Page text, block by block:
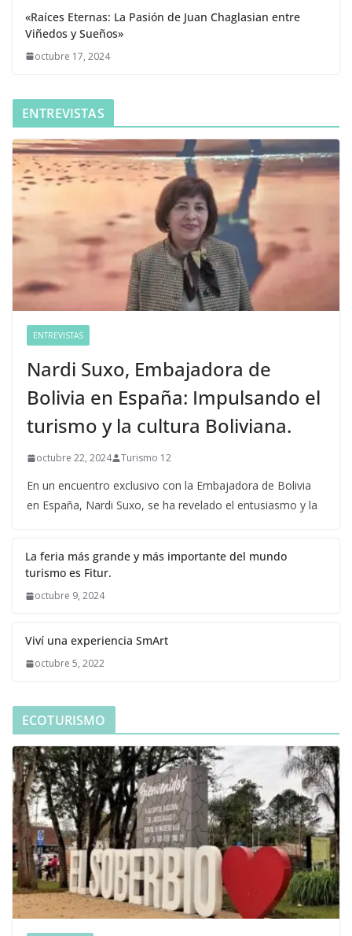
«Raíces Eternas: La Pasión de Juan Chaglasian entre
Viñedos y Sueños»
octubre 17, 2024
ENTREVISTAS
ENTREVISTAS
Nardi Suxo, Embajadora de
Bolivia en España: Impulsando el
turismo y la cultura Boliviana.
octubre 22, 2024 Turismo 12
En un encuentro exclusivo con la Embajadora de Bolivia
en España, Nardi Suxo, se ha revelado el entusiasmo y la
La feria más grande y más importante del mundo
turismo es Fitur.
octubre 9, 2024
Viví una experiencia SmArt
octubre 5, 2022
ECOTURISMO